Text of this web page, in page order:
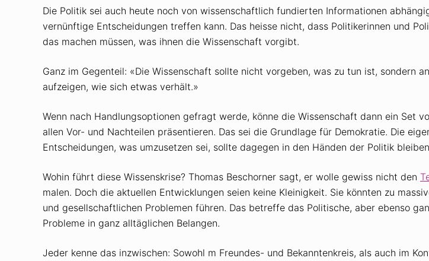
Die Politik sei auch heute noch von wissenschaftlich fundierten Informationen
vernünftige Entscheidungen treffen kann. Das heisse nicht, dass Politikerinnen und
das machen müssen, was ihnen die Wissenschaft vorgibt.
Ganz im Gegenteil: «Die Wissenschaft sollte nicht vorgeben, was zu tun ist, sondern
aufzeigen, wie sich etwas verhält.»
Wenn nach Handlungsoptionen gefragt werde, könne die Wissenschaft dann ein Set
allen Vor- und Nachteilen präsentieren. Das sei die Grundlage für Demokratie. Die
Entscheidungen, was umzusetzen sei, sollte dagegen in den Händen der Politik
Wohin führt diese Wissenskrise? Thomas Beschorner sagt, er wolle gewiss nicht den
malen. Doch die aktuellen Entwicklungen seien keine Kleinigkeit. Sie könnten zu
und gesellschaftlichen Problemen führen. Das betreffe das Politische, aber ebenso
Probleme in ganz alltäglichen Belangen.
Jeder kenne das inzwischen: Sowohl m Freundes- und Bekanntenkreis, als auch im